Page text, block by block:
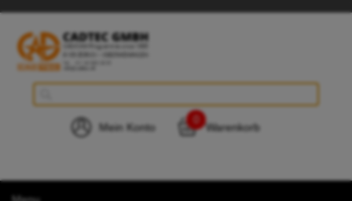
Mein Konto Warenkorb